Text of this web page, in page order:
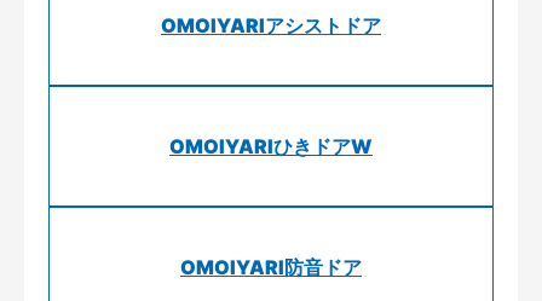
OMOIYARIアシストドア
OMOIYARIひきドアW
OMOIYARI防音ドア